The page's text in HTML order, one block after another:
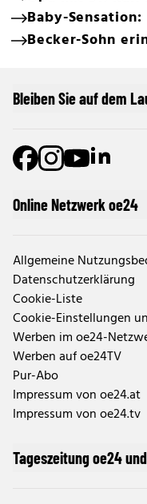
Baby-
Becker-Sohn
Online Netzwerk oe24
Allgemeine
Datenschutzerklärung
Cookie-Liste
Cookie-Einstellungen
Werben im oe24-
Werben auf oe24TV
Pur-Abo
Impressum von oe24.at
Impressum von oe24.tv
Tageszeitung oe24 und
Bleiben Sie auf dem